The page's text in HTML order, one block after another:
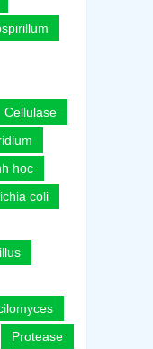
Cellulase
học
coli
Protease